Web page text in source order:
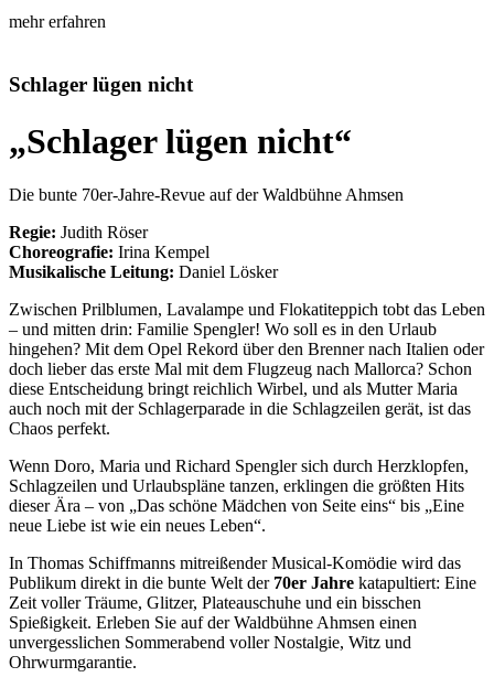
mehr erfahren
Schlager lügen nicht
„Schlager lügen nicht“
Die bunte 70er-Jahre-Revue auf der Waldbühne Ahmsen
Regie: Judith Röser
Choreografie: Irina Kempel
Musikalische Leitung: Daniel Lösker
Zwischen Prilblumen, Lavalampe und Flokatiteppich tobt das Leben
– und mitten drin: Familie Spengler! Wo soll es in den Urlaub
hingehen? Mit dem Opel Rekord über den Brenner nach Italien oder
doch lieber das erste Mal mit dem Flugzeug nach Mallorca? Schon
diese Entscheidung bringt reichlich Wirbel, und als Mutter Maria
auch noch mit der Schlagerparade in die Schlagzeilen gerät, ist das
Chaos perfekt.
Wenn Doro, Maria und Richard Spengler sich durch Herzklopfen,
Schlagzeilen und Urlaubspläne tanzen, erklingen die größten Hits
dieser Ära – von „Das schöne Mädchen von Seite eins“ bis „Eine
neue Liebe ist wie ein neues Leben“.
In Thomas Schiffmanns mitreißender Musical-Komödie wird das
Publikum direkt in die bunte Welt der 70er Jahre katapultiert: Eine
Zeit voller Träume, Glitzer, Plateauschuhe und ein bisschen
Spießigkeit. Erleben Sie auf der Waldbühne Ahmsen einen
unvergesslichen Sommerabend voller Nostalgie, Witz und
Ohrwurmgarantie.